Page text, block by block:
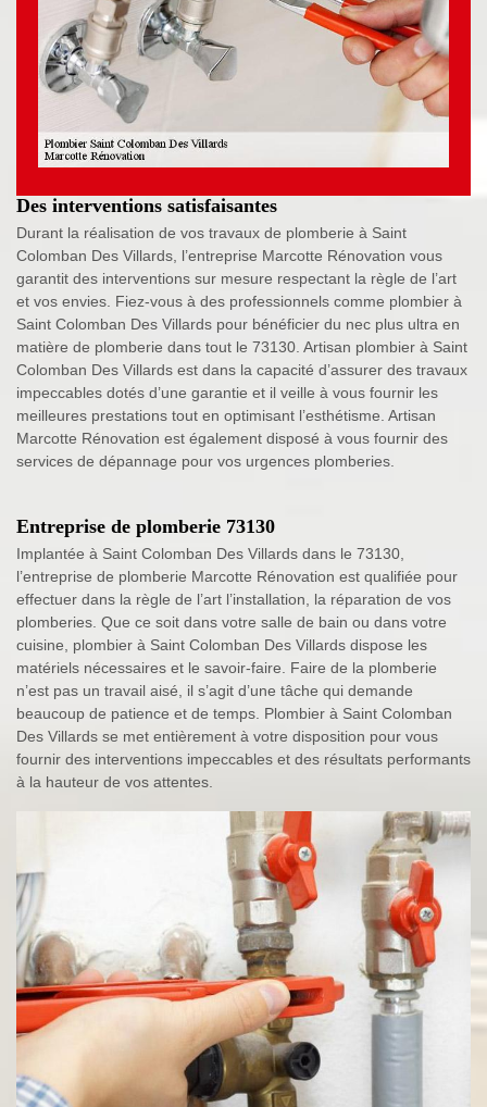
Des interventions satisfaisantes
Durant la réalisation de vos travaux de plomberie à Saint
Colomban Des Villards, l’entreprise Marcotte Rénovation vous
garantit des interventions sur mesure respectant la règle de l’art
et vos envies. Fiez-vous à des professionnels comme plombier à
Saint Colomban Des Villards pour bénéficier du nec plus ultra en
matière de plomberie dans tout le 73130. Artisan plombier à Saint
Colomban Des Villards est dans la capacité d’assurer des travaux
impeccables dotés d’une garantie et il veille à vous fournir les
meilleures prestations tout en optimisant l’esthétisme. Artisan
Marcotte Rénovation est également disposé à vous fournir des
services de dépannage pour vos urgences plomberies.
Entreprise de plomberie 73130
Implantée à Saint Colomban Des Villards dans le 73130,
l’entreprise de plomberie Marcotte Rénovation est qualifiée pour
effectuer dans la règle de l’art l’installation, la réparation de vos
plomberies. Que ce soit dans votre salle de bain ou dans votre
cuisine, plombier à Saint Colomban Des Villards dispose les
matériels nécessaires et le savoir-faire. Faire de la plomberie
n’est pas un travail aisé, il s’agit d’une tâche qui demande
beaucoup de patience et de temps. Plombier à Saint Colomban
Des Villards se met entièrement à votre disposition pour vous
fournir des interventions impeccables et des résultats performants
à la hauteur de vos attentes.